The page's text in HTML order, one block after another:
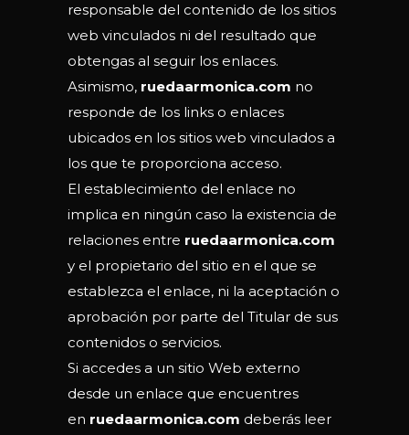
responsable del contenido de los sitios
web vinculados ni del resultado que
obtengas al seguir los enlaces.
Asimismo, ruedaarmonica.com no
responde de los links o enlaces
ubicados en los sitios web vinculados a
los que te proporciona acceso.
El establecimiento del enlace no
implica en ningún caso la existencia de
relaciones entre ruedaarmonica.com
y el propietario del sitio en el que se
establezca el enlace, ni la aceptación o
aprobación por parte del Titular de sus
contenidos o servicios.
Si accedes a un sitio Web externo
desde un enlace que encuentres
en ruedaarmonica.com deberás leer